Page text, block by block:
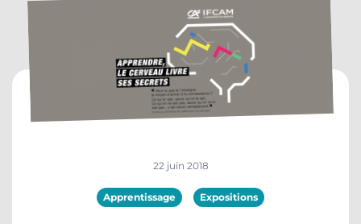
22 juin 2018
Apprentissage Expositions